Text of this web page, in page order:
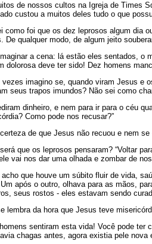
de nossos cultos na Igreja de Times
custou a muitos deles tudo o que
como foi que os dez leprosos algum dia
De qualquer modo, de algum jeito
a cena: lá estão eles sentados, o
dolorosa deve ter sido! Dez homens
vezes imagino se, quando viram Jesus e
seus trapos imundos? Não sei como
dinheiro, e nem para ir para o céu
Como pode nos recusar?”
de que Jesus não recuou e nem
que os leprosos pensaram? “Voltar
vai nos dar uma olhada e zombar de
acho que houve um súbito fluir de vida,
após o outro, olhava para as mãos,
seus rostos - eles estavam sendo
lembra da hora que Jesus teve
sentiram esta vida! Você pode ter
chagas antes, agora existia pele nova